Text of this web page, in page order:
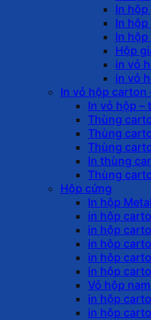
In
In
In
Hộp
in vỏ
in vỏ
In vỏ hộp carton
In vỏ hộp –
Thùng
Thùng
Thùng
In thùng
Thùng
Hộp cứng
In hộp
in hộp
in hộp
in hộp
in hộp
in hộp
Vỏ hộp
in hộp
in hộp